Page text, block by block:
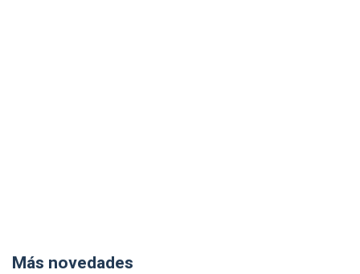
Más novedades